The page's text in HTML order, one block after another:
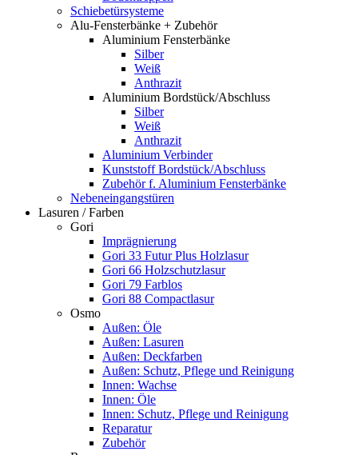
Schiebetürsysteme
Alu-Fensterbänke + Zubehör
Aluminium Fensterbänke
Silber
Weiß
Anthrazit
Aluminium Bordstück/Abschluss
Silber
Weiß
Anthrazit
Aluminium Verbinder
Kunststoff Bordstück/Abschluss
Zubehör f. Aluminium Fensterbänke
Nebeneingangstüren
Lasuren / Farben
Gori
Imprägnierung
Gori 33 Futur Plus Holzlasur
Gori 66 Holzschutzlasur
Gori 79 Farblos
Gori 88 Compactlasur
Osmo
Außen: Öle
Außen: Lasuren
Außen: Deckfarben
Außen: Schutz, Pflege und Reinigung
Innen: Wachse
Innen: Öle
Innen: Schutz, Pflege und Reinigung
Reparatur
Zubehör